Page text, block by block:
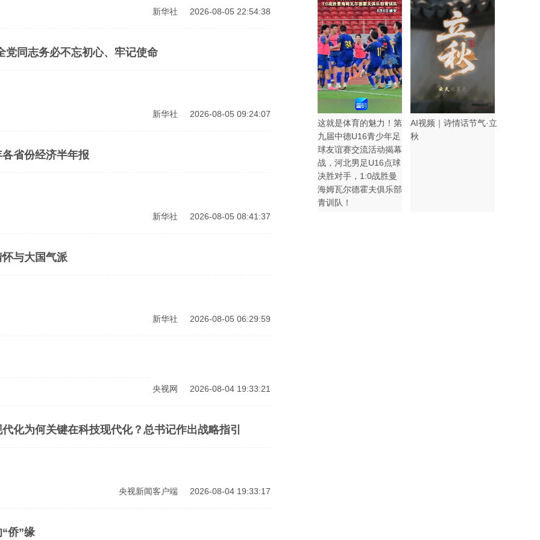
新华社 2026-08-05 22:54:38
党同志务必不忘初心、牢记使命
新华社 2026-08-05 09:24:07
省份经济半年报
新华社 2026-08-05 08:41:37
与大国气派
新华社 2026-08-05 06:29:59
央视网 2026-08-04 19:33:21
化为何关键在科技现代化？总书记作出战略指引
央视新闻客户端 2026-08-04 19:33:17
侨”缘
这就是体育的魅力！第
九届中德U16青少年足
球友谊赛交流活动揭幕
战，河北男足U16点球
决胜对手，1:0战胜曼
海姆瓦尔德霍夫俱乐部
青训队！
AI视频｜诗情话节气·立
秋